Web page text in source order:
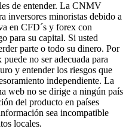
de entender. La CNMV
inversores minoristas debido a
en CFD´s y forex con
para su capital. Si usted
parte o todo su dinero. Por
no ser adecuada para
y entender los riesgos que
independiente. La
web no se dirige a ningún país
del producto en países
sea incompatible
locales.